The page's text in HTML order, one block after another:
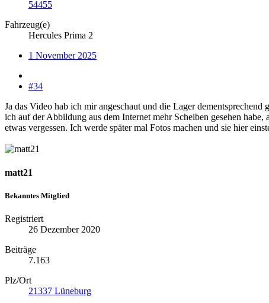
54455
Fahrzeug(e)
Hercules Prima 2
1 November 2025
#34
Ja das Video hab ich mir angeschaut und die Lager
ich auf der Abbildung aus dem Internet mehr Scheiben gesehen
etwas vergessen. Ich werde später mal Fotos machen und sie hier
matt21
Bekanntes Mitglied
Registriert
26 Dezember 2020
Beiträge
7.163
Plz/Ort
21337 Lüneburg